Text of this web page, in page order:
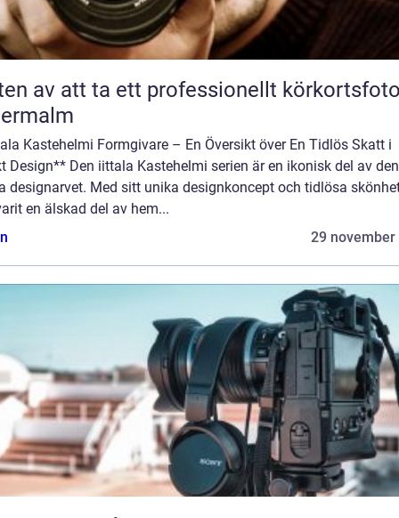
av att ta ett professionellt
Kastehelmi Formgivare – En Översikt över En Tidlös Skatt i
Design** Den iittala Kastehelmi serien är en ikonisk del av den
designarvet. Med sitt unika designkoncept och tidlösa
en älskad del av hem...
29 november